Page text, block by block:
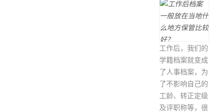
工作后，我们的
学籍档案就变成
了人事档案，为
了不影响自己的
工龄、转正定级
及评职称等，很